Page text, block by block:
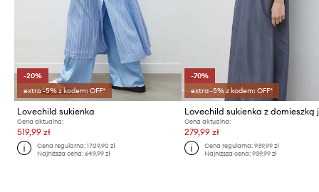
-20%
extra -5% z kodem: OFF*
Lovechild sukienka
Cena aktualna:
519,99 zł
Cena regularna:1709,90 zł
Najniższa cena:649,99 zł
-70%
extra -5% z kodem: OFF*
Cena aktualna:
279,99 zł
Cena regularna: 939,99 zł
Najniższa cena: 939,99 zł